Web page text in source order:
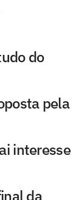
do
pela
interesse
da